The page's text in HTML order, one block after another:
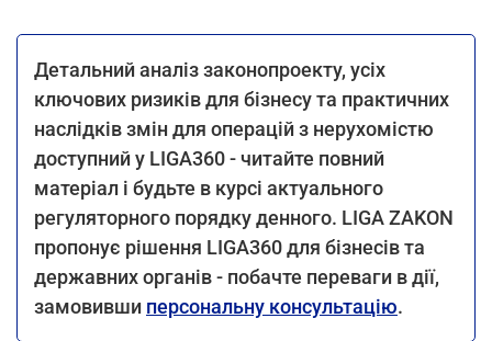
Детальний аналіз законопроекту, усіх
ключових ризиків для бізнесу та практичних
наслідків змін для операцій з нерухомістю
доступний у LIGA360 - читайте повний
матеріал і будьте в курсі актуального
регуляторного порядку денного. LIGA ZAKON
пропонує рішення LIGA360 для бізнесів та
державних органів - побачте переваги в дії,
замовивши персональну консультацію.